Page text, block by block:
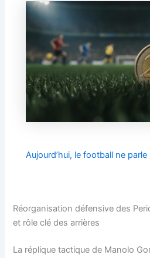
Aujourd’hui, le football ne parle
Réorganisation défensive des
et rôle clé des arrières
La réplique tactique de Manolo